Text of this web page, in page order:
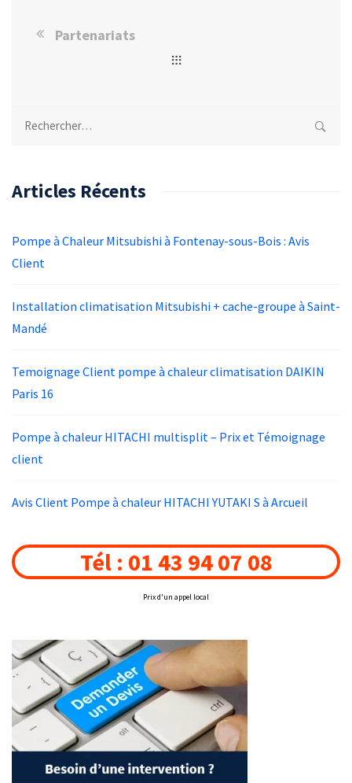
Partenariats
Rechercher :
Articles Récents
Pompe à Chaleur Mitsubishi à Fontenay-sous-Bois : Avis
Client
Installation climatisation Mitsubishi + cache-groupe à Saint-
Mandé
Temoignage Client pompe à chaleur climatisation DAIKIN
Paris 16
Pompe à chaleur HITACHI multisplit – Prix et Témoignage
client
Avis Client Pompe à chaleur HITACHI YUTAKI S à Arcueil
Tél : 01 43 94 07 08
Prix d'un appel local